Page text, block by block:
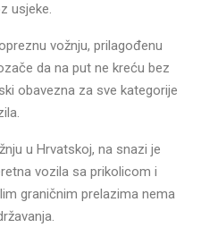
usjeke.
vožnju, prilagođenu
da na put ne kreću bez
obavezna za sve kategorije
u Hrvatskoj, na snazi je
vozila sa prikolicom i
graničnim prelazima nema